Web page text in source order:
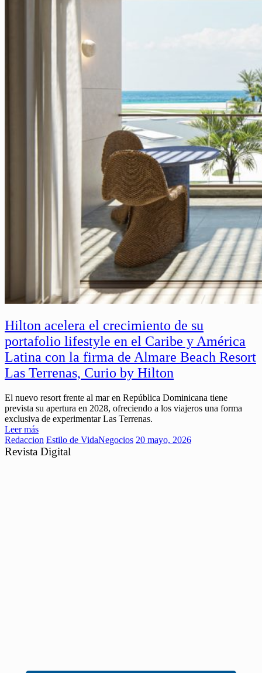
Hilton acelera el crecimiento de su
portafolio lifestyle en el Caribe y América
Latina con la firma de Almare Beach Resort
Las Terrenas, Curio by Hilton
El nuevo resort frente al mar en República Dominicana tiene
prevista su apertura en 2028, ofreciendo a los viajeros una forma
exclusiva de experimentar Las Terrenas.
Leer más
Redaccion Estilo de VidaNegocios 20 mayo, 2026
Revista Digital